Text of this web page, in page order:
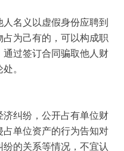
名义以虚假身份应聘到
为己有的，可以构成职
过签订合同骗取他人财
。
纠纷，公开占有单位财
单位资产的行为告知对
的关系等情况，不宜认